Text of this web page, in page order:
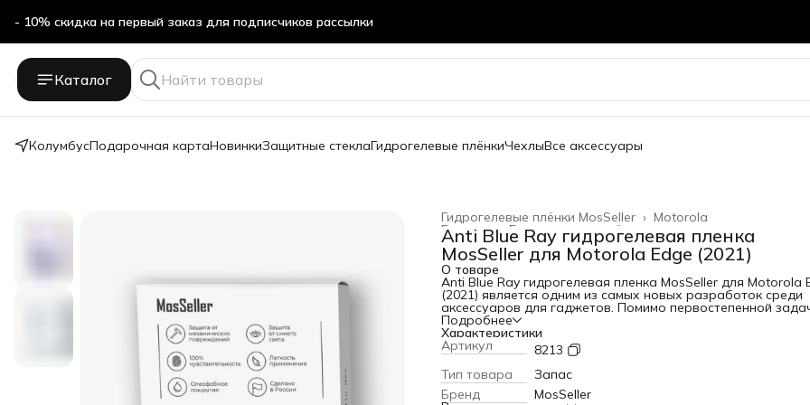
- 10% скидка на первый заказ для подписчиков рассылки
Бесплатная доставка в ПВЗ Яндекс Маркет
Каталог
КолумбусПодарочная картаНовинкиЗащитные стеклаГидрогелевые плёнкиЧехлыВсе аксессуары
Motorola
Гидрогелевые плёнки MosSeller ›
Гидрогелевые плёнки ›
Главная ›
Anti Blue Ray гидрогелевая пленка
MosSeller для Motorola Edge (2021)
О товаре
Anti Blue Ray гидрогелевая пленка MosSeller для Motorola
(2021) является одним из самых новых разработок среди
аксессуаров для гаджетов. Помимо первостепенной
защиты экрана от сколов и царапин, гидрогелевая пленка
Blue Ray блокирует высокоэнергетический
синий свет, который вреден для глаз. Для создания этого
изделия используется качественный полимерный материал
высокой прочностью. За счет этого она защищает
появления царапин и потертостей. Среди главных
преимуществ этого материала: - устойчивость к
Подробнее
Характеристики
Артикул
8213
Тип товара
Запас
Бренд
MosSeller